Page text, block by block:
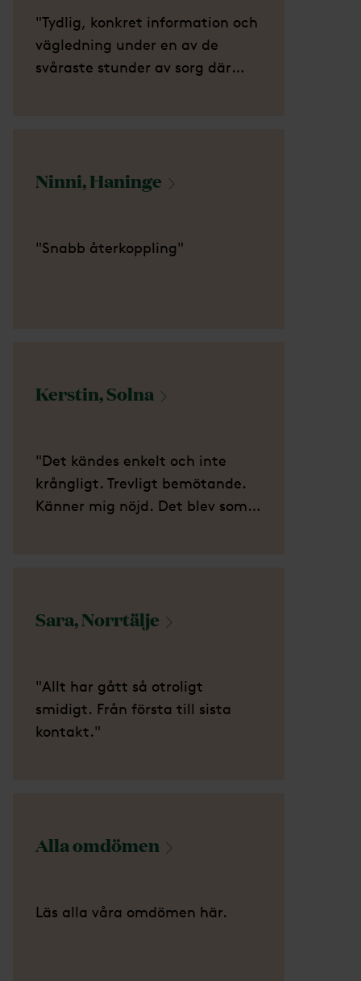
"Tydlig, konkret information och
vägledning under en av de
svåraste stunder av sorg där
Ninni,Haninge
"Snabb återkoppling"
Kerstin,Solna
"Det kändes enkelt och inte
krångligt. Trevligt bemötande.
Känner mig nöjd. Det blev som
Sara,Norrtälje
"Allt har gått så otroligt
smidigt. Från första till sista
kontakt."
Allaomdömen
Läs alla våra omdömen här.